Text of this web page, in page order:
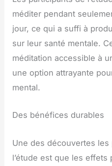
méditer pendant
jour, ce qui a suffi à
sur leur santé mentale.
méditation accessible à
une option attrayante
mental.
Des bénéfices durables
Une des découvertes les
l’étude est que les